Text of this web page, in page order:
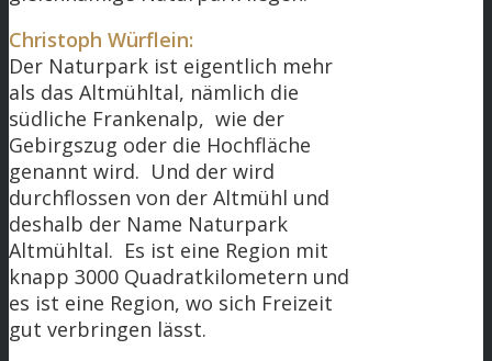
Christoph Würflein:
Der Naturpark ist eigentlich mehr
als das Altmühltal, nämlich die
südliche Frankenalp, wie der
Gebirgszug oder die Hochfläche
genannt wird. Und der wird
durchflossen von der Altmühl und
deshalb der Name Naturpark
Altmühltal. Es ist eine Region mit
knapp 3000 Quadratkilometern und
es ist eine Region, wo sich Freizeit
gut verbringen lässt.